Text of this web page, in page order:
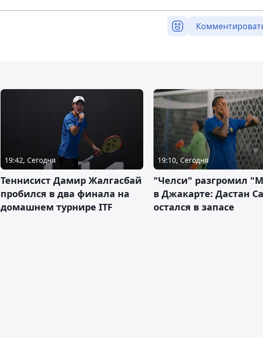
19:42, Сегодня
Теннисист Дамир Жалгасбай
пробился в два финала на
домашнем турнире ITF
19:10, Сегодня
"Челси" разгромил
в Джакарте: Дастан
остался в запасе